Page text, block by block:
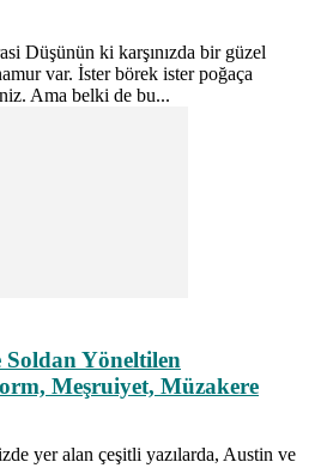
Düşünün ki karşınızda bir güzel
var. İster börek ister poğaça
Ama belki de bu...
Yöneltilen
Meşruiyet, Müzakere
yer alan çeşitli yazılarda, Austin ve